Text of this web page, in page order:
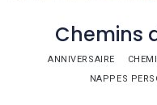
Chemins
ANNIVERSAIRE
NAPPES